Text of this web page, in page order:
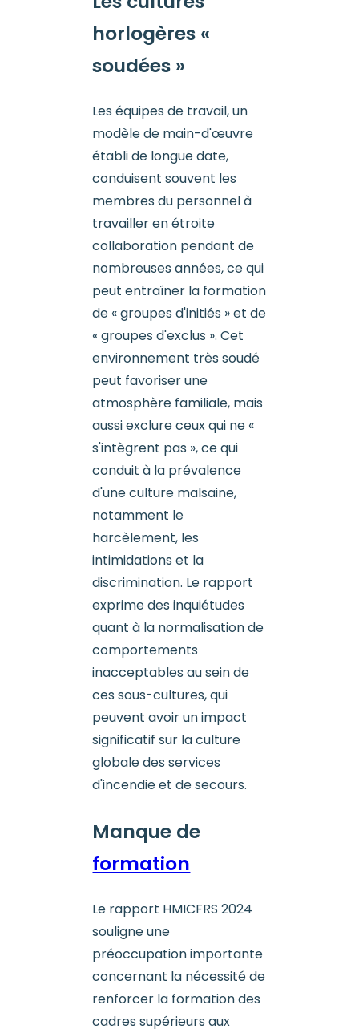
horlogères «
soudées »
Les équipes de travail, un
modèle de main-d'œuvre
établi de longue date,
conduisent souvent les
membres du personnel à
travailler en étroite
collaboration pendant de
nombreuses années, ce qui
peut entraîner la formation
de « groupes d'initiés » et de
« groupes d'exclus ». Cet
environnement très soudé
peut favoriser une
atmosphère familiale, mais
aussi exclure ceux qui ne «
s'intègrent pas », ce qui
conduit à la prévalence
d'une culture malsaine,
notamment le
harcèlement, les
intimidations et la
discrimination. Le rapport
exprime des inquiétudes
quant à la normalisation de
comportements
inacceptables au sein de
ces sous-cultures, qui
peuvent avoir un impact
significatif sur la culture
globale des services
d'incendie et de secours.
Manque de
formation
Le rapport HMICFRS 2024
souligne une
préoccupation importante
concernant la nécessité de
renforcer la formation des
cadres supérieurs aux